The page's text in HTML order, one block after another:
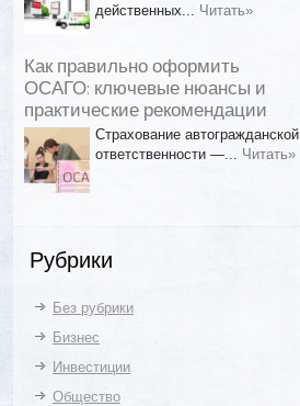
действенных... Читать»
Как правильно оформить
ОСАГО: ключевые нюансы и
практические рекомендации
Страхование автогражданской
ответственности —... Читать»
Рубрики
Без рубрики
Бизнес
Инвестиции
Общество